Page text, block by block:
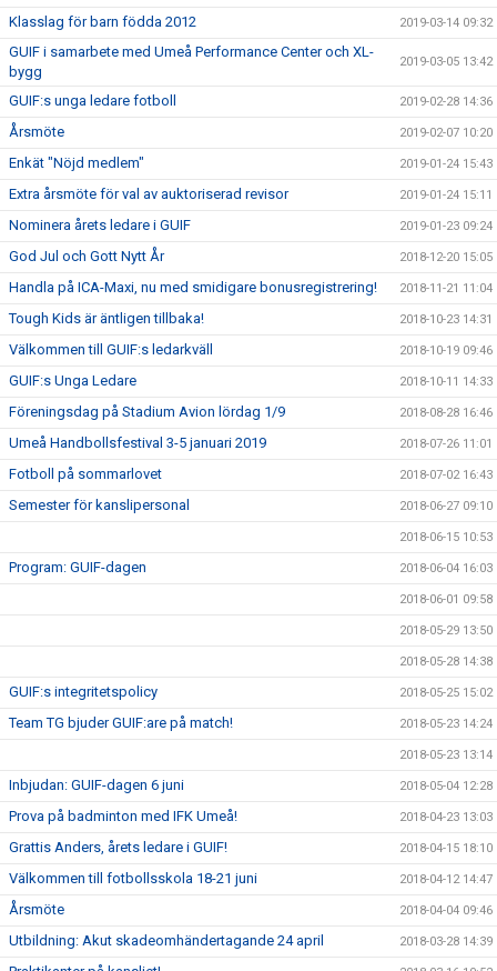
Klasslag för barn födda 2012 2019-03-14 09:32
GUIF i samarbete med Umeå Performance Center och XL-
bygg
2019-03-05 13:42
GUIF:s unga ledare fotboll 2019-02-28 14:36
Årsmöte 2019-02-07 10:20
Enkät "Nöjd medlem" 2019-01-24 15:43
Extra årsmöte för val av auktoriserad revisor 2019-01-24 15:11
Nominera årets ledare i GUIF 2019-01-23 09:24
God Jul och Gott Nytt År 2018-12-20 15:05
Handla på ICA-Maxi, nu med smidigare bonusregistrering! 2018-11-21 11:04
Tough Kids är äntligen tillbaka! 2018-10-23 14:31
Välkommen till GUIF:s ledarkväll 2018-10-19 09:46
GUIF:s Unga Ledare 2018-10-11 14:33
Föreningsdag på Stadium Avion lördag 1/9 2018-08-28 16:46
Umeå Handbollsfestival 3-5 januari 2019 2018-07-26 11:01
Fotboll på sommarlovet 2018-07-02 16:43
Semester för kanslipersonal 2018-06-27 09:10
2018-06-15 10:53
Program: GUIF-dagen 2018-06-04 16:03
2018-06-01 09:58
2018-05-29 13:50
2018-05-28 14:38
GUIF:s integritetspolicy 2018-05-25 15:02
Team TG bjuder GUIF:are på match! 2018-05-23 14:24
2018-05-23 13:14
Inbjudan: GUIF-dagen 6 juni 2018-05-04 12:28
Prova på badminton med IFK Umeå! 2018-04-23 13:03
Grattis Anders, årets ledare i GUIF! 2018-04-15 18:10
Välkommen till fotbollsskola 18-21 juni 2018-04-12 14:47
Årsmöte 2018-04-04 09:46
Utbildning: Akut skadeomhändertagande 24 april 2018-03-28 14:39